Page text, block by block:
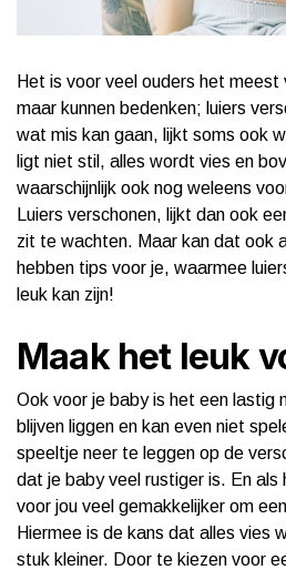
Het is voor veel ouders het
maar kunnen bedenken; luiers
wat mis kan gaan, lijkt soms ook
ligt niet stil, alles wordt vies en
waarschijnlijk ook nog weleens
Luiers verschonen, lijkt dan ook
zit te wachten. Maar kan dat ook
hebben tips voor je, waarmee
leuk kan zijn!
Maak het leuk
Ook voor je baby is het een lastig
blijven liggen en kan even niet
speeltje neer te leggen op de
dat je baby veel rustiger is. En
voor jou veel gemakkelijker om
Hiermee is de kans dat alles vies
stuk kleiner. Door te kiezen voor